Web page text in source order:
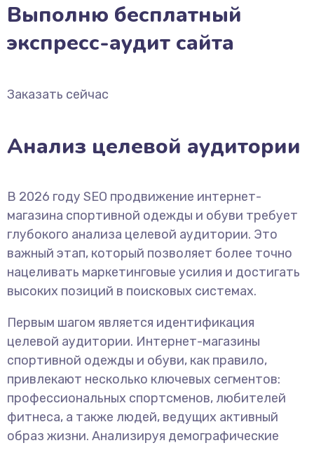
Выполню бесплатный
экспресс-аудит сайта
Заказать сейчас
Анализ целевой аудитории
В 2026 году SEO продвижение интернет-
магазина спортивной одежды и обуви требует
глубокого анализа целевой аудитории. Это
важный этап, который позволяет более точно
нацеливать маркетинговые усилия и достигать
высоких позиций в поисковых системах.
Первым шагом является идентификация
целевой аудитории. Интернет-магазины
спортивной одежды и обуви, как правило,
привлекают несколько ключевых сегментов:
профессиональных спортсменов, любителей
фитнеса, а также людей, ведущих активный
образ жизни. Анализируя демографические